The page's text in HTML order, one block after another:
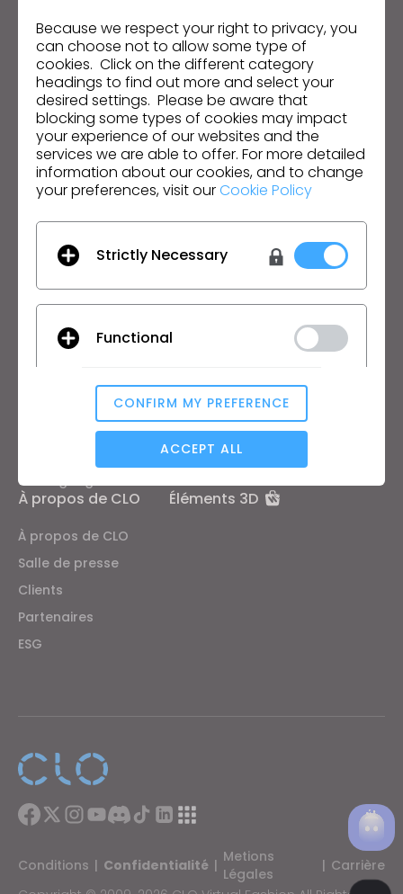
Français
Produit
Produit
Essai Gratuit
Prix
Solution
Entreprise
Académique
Service de matériaux
CLO-Vise
Apprentissage
Tutoriel
Académie CLO en ligne
Ateliers publics
Témoignages d'utilisateurs
Nous Contacter
Communauté
À propos de CLO
À propos de CLO
Salle de presse
Clients
Partenaires
ESG
Éléments 3D
Conditions | Confidentialité | Metions
Légales
| Carrière
Because we respect your right to privacy, you
can choose not to allow some type of
cookies. Click on the different category
headings to find out more and select your
desired settings. Please be aware that
blocking some types of cookies may impact
your experience of our websites and the
services we are able to offer. For more detailed
information about our cookies, and to change
your preferences, visit ourCookie Policy
Strictly Necessary
Functional
Analytical / Performance
Targeting
If you reject all, some features might not function
properly.
CONFIRM MY PREFERENCE
ACCEPT ALL